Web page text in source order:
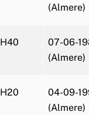
(Almere)
H40
07-06-
(Almere)
H20
04-09-
(Almere)